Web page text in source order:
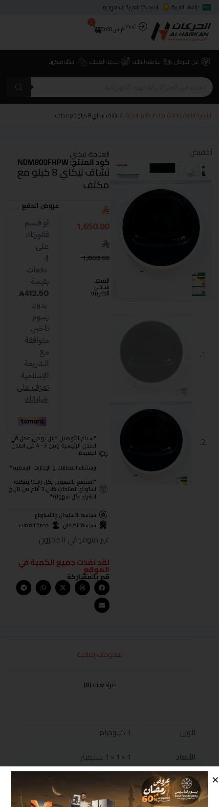
اللغة: العربية
المملكة العربية السعودية
تسجيلر.س0.00
0
عن الحركان متابعة الطلب خدمة العملاء اسئلة متكررة
الرئيسية/المتجر/النشافات/نظام التكثيف/ نشاف نيكاي 8 كيلو مع مكثف
تخفيض العلامة:نيكاي
كود المنتج: NDM800FHPW
نشاف نيكاي 8 كيلو مع
مكثف
1,800.00
1,650.00
السعر
شامل
الضريبة
عروض الدفع
"سيتم التوصيل خلال يومي عمل في
المدن الرئيسية ومن 3- 4 في المدن
البعيدة.
بإستثناء العطلات و الإجازات الرسمية."
"استمتع بالتسوق بكل راحة! يمكنك
استرجاع المنتجات خلال 3 أيام من تاريخ
الشراء بكل سهولة."
سياسة الأستبدال والأسترجاع
سياسة الضمان
خدمة العملاء
غير متوفر في المخزون
لقد نفذت جميع الكمية في
الموقع
قم بالمشاركة
معلومات إضافية
مراجعات (0)
الوزن
1 كيلوجرام
الأبعاد
1 × 1 × 1 سنتيميتر